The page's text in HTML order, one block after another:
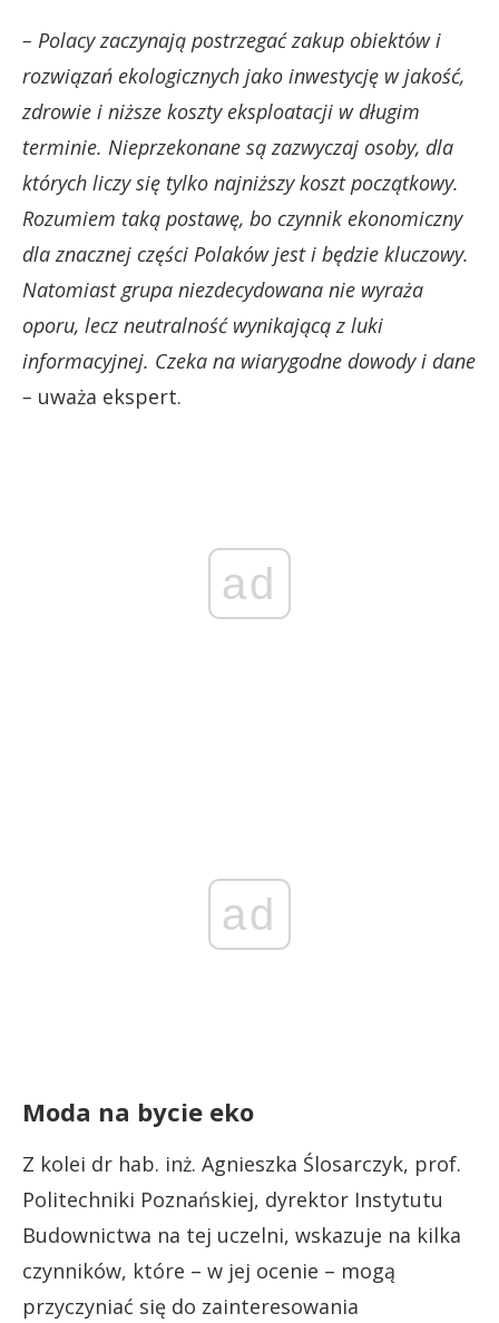
– Polacy zaczynają postrzegać zakup obiektów i
rozwiązań ekologicznych jako inwestycję w jakość,
zdrowie i niższe koszty eksploatacji w długim
terminie. Nieprzekonane są zazwyczaj osoby, dla
których liczy się tylko najniższy koszt początkowy.
Rozumiem taką postawę, bo czynnik ekonomiczny
dla znacznej części Polaków jest i będzie kluczowy.
Natomiast grupa niezdecydowana nie wyraża
oporu, lecz neutralność wynikającą z luki
informacyjnej. Czeka na wiarygodne dowody i dane
– uważa ekspert.
ad
ad
Moda na bycie eko
Z kolei dr hab. inż. Agnieszka Ślosarczyk, prof.
Politechniki Poznańskiej, dyrektor Instytutu
Budownictwa na tej uczelni, wskazuje na kilka
czynników, które – w jej ocenie – mogą
przyczyniać się do zainteresowania